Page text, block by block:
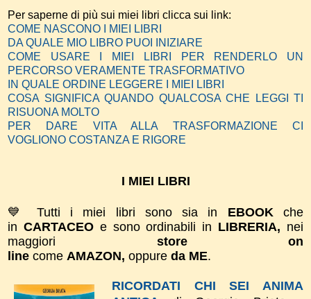
Per saperne di più sui miei libri clicca sui link:
COME NASCONO I MIEI LIBRI
DA QUALE MIO LIBRO PUOI INIZIARE
COME USARE I MIEI LIBRI PER RENDERLO UN
PERCORSO VERAMENTE TRASFORMATIVO
IN QUALE ORDINE LEGGERE I MIEI LIBRI
COSA SIGNIFICA QUANDO QUALCOSA CHE LEGGI TI
RISUONA MOLTO
PER DARE VITA ALLA TRASFORMAZIONE CI
VOGLIONO COSTANZA E RIGORE
I MIEI LIBRI
💙 Tutti i miei libri sono sia in EBOOKche
in CARTACEO e sono ordinabili in LIBRERIA, nei
maggiori store on
line come AMAZON, oppure da ME.
RICORDATI CHI SEI ANIMA